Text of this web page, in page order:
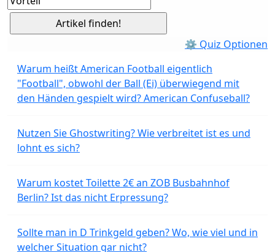
⚙ Quiz Optionen
Warum heißt American Football eigentlich
"Football", obwohl der Ball (Ei) überwiegend mit
den Händen gespielt wird? American Confuseball?
Nutzen Sie Ghostwriting? Wie verbreitet ist es und
lohnt es sich?
Warum kostet Toilette 2€ an ZOB Busbahnhof
Berlin? Ist das nicht Erpressung?
Sollte man in D Trinkgeld geben? Wo, wie viel und in
welcher Situation gar nicht?